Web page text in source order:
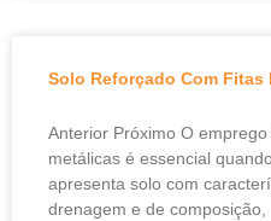
Solo Reforçado Com Fitas
Anterior Próximo O
metálicas é essencial
apresenta solo com
drenagem e de composição,